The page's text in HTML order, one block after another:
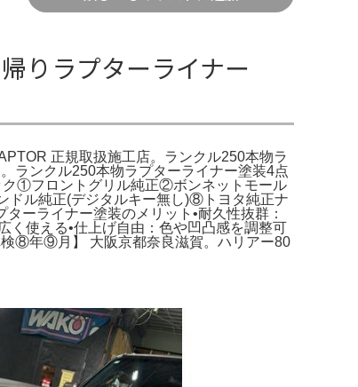
りラプターライナー
正規取扱施工店。ランクル250本物ラ
ランクル250本物ラプターライナー塗装4点
ク①フロントグリル純正②ボンネットモール
ル純正(デジタルキー無し)⑧トヨタ純正ナ
ーライナー塗装のメリット•耐久性抜群：
く使える•仕上げ自由：色や凹凸感を調整可
検⑧年⑨月】 大阪京都奈良滋賀。ハリアー80